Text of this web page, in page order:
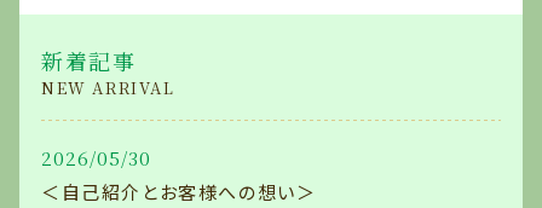
新着記事
NEW ARRIVAL
2026/05/30
＜自己紹介とお客様への想い＞